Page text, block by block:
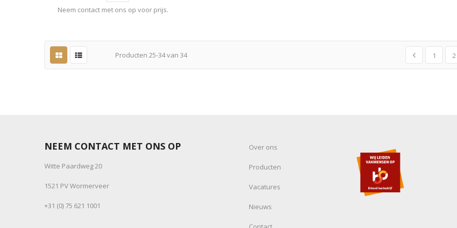
Neem contact met ons op voor prijs.
Producten 25-34van 34 1 2
NEEM CONTACT MET ONS OP
Witte Paardweg 20
1521 PV Wormerveer
+31 (0) 75 621 1001
Over ons
Producten
Vacatures
Nieuws